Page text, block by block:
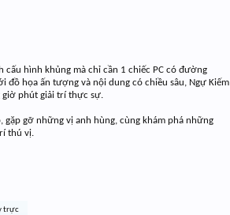
cấu hình khủng mà chỉ cần 1 chiếc PC có đường
đồ họa ấn tượng và nội dung có chiều sâu, Ngự Kiếm
giờ phút giải trí thực sự.
gỡ những vị anh hùng, cùng khám phá những
thú vị.
trực